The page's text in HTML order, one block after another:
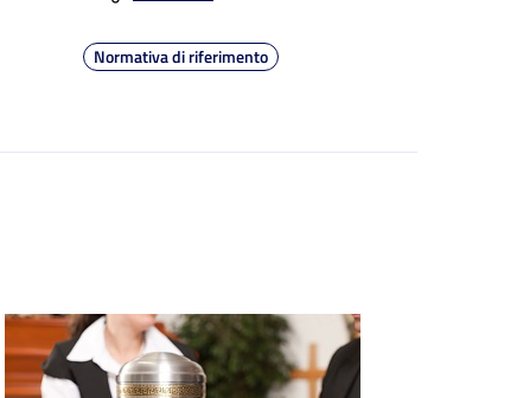
Normativa di riferimento